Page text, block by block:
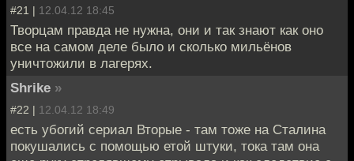
#21 | 12.04.12 18:45
Творцам правда не нужна, они и так знают как оно
все на самом деле было и сколько мильёнов
уничтожили в лагерях.
Shrike »
#22 | 12.04.12 18:49
есть убогий сериал Вторые - там тоже на Сталина
покушались с помощью етой штуки, тока там она